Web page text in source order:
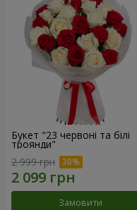
Букет "23 червоні та білі
троянди"
2 999 грн
Замовити